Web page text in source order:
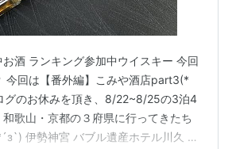
酒 ランキング参加中ウイスキー 今回
今回は【番外編】こみや酒店part3(*
グのお休みを頂き、8/22~8/25の3泊4
歌山・京都の３府県に行ってきたち
伊勢神宮 バブル遺産ホテル川久 清